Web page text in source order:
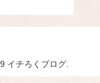
イチろくブログ.